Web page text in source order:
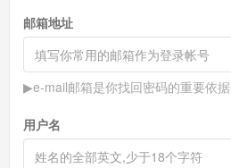
邮箱地址
▶e-mail邮箱是你找回密码的重要依据
用户名